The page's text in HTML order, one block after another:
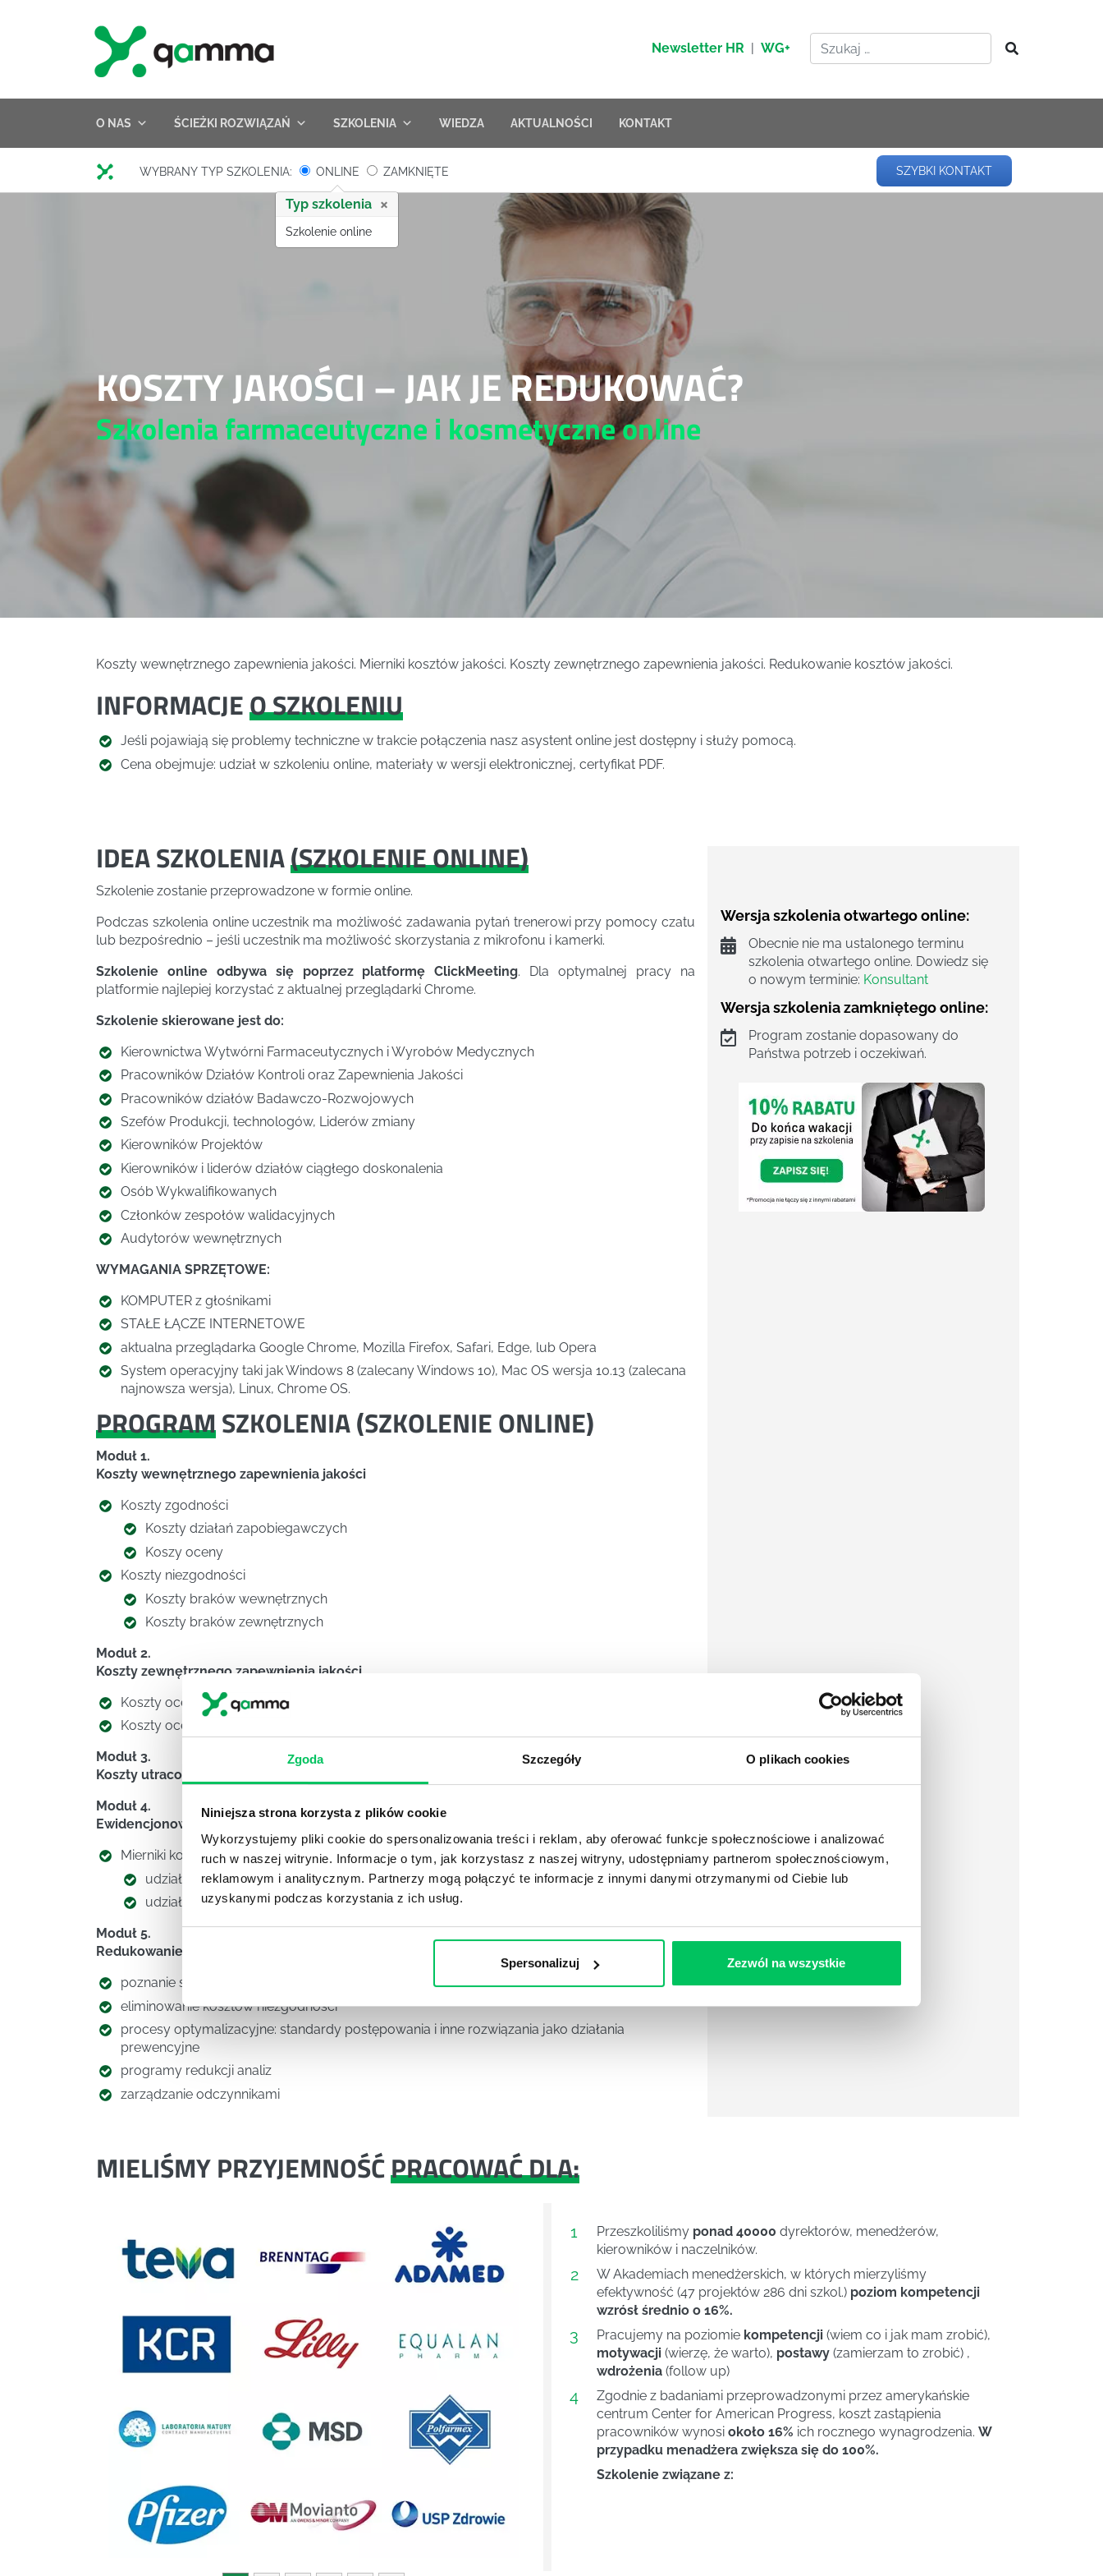
Zgoda Szczegóły O plikach cookies
Niniejsza strona korzysta z plików cookie
Wykorzystujemy pliki cookie do spersonalizowania treści i reklam, aby oferować funkcje społecznościowe i analizować
ruch w naszej witrynie. Informacje o tym, jak korzystasz z naszej witryny, udostępniamy partnerom społecznościowym,
reklamowym i analitycznym. Partnerzy mogą połączyć te informacje z innymi danymi otrzymanymi od Ciebie lub
uzyskanymi podczas korzystania z ich usług.
Spersonalizuj Zezwól na wszystkie
Newsletter HR | WG+
O NAS ŚCIEŻKI ROZWIĄZAŃ SZKOLENIA WIEDZA AKTUALNOŚCI KONTAKT
WYBRANY TYP SZKOLENIA: ONLINE ZAMKNIĘTE SZYBKI KONTAKT
KOSZTY JAKOŚCI – JAK JE REDUKOWAĆ?
Szkolenia farmaceutyczne i kosmetyczneonline
Koszty wewnętrznego zapewnienia jakości. Mierniki kosztów jakości. Koszty zewnętrznego zapewnienia jakości. Redukowanie kosztów jakości.
INFORMACJEO SZKOLENIU
Jeśli pojawiają się problemy techniczne w trakcie połączenia nasz asystent online jest dostępny i służy pomocą.
Cena obejmuje: udział w szkoleniu online, materiały w wersji elektronicznej, certyfikat PDF.
IDEA SZKOLENIA(SZKOLENIE ONLINE)
Szkolenie zostanie przeprowadzone w formie online.
Podczas szkolenia online uczestnik ma możliwość zadawania pytań trenerowi przy pomocy czatu
lub bezpośrednio – jeśli uczestnik ma możliwość skorzystania z mikrofonu i kamerki.
Szkolenie online odbywa się poprzez platformę ClickMeeting. Dla optymalnej pracy na
platformie najlepiej korzystać z aktualnej przeglądarki Chrome.
Szkolenie skierowane jest do:
Kierownictwa Wytwórni Farmaceutycznych i Wyrobów Medycznych
Pracowników Działów Kontroli oraz Zapewnienia Jakości
Pracowników działów Badawczo-Rozwojowych
Szefów Produkcji, technologów, Liderów zmiany
Kierowników Projektów
Kierowników i liderów działów ciągłego doskonalenia
Osób Wykwalifikowanych
Członków zespołów walidacyjnych
Audytorów wewnętrznych
WYMAGANIA SPRZĘTOWE:
KOMPUTER z głośnikami
STAŁE ŁĄCZE INTERNETOWE
aktualna przeglądarka Google Chrome, Mozilla Firefox, Safari, Edge, lub Opera
System operacyjny taki jak Windows 8 (zalecany Windows 10), Mac OS wersja 10.13 (zalecana
najnowsza wersja), Linux, Chrome OS.
PROGRAMSZKOLENIA (SZKOLENIE ONLINE)
Moduł 1.
Koszty wewnętrznego zapewnienia jakości
Koszty zgodności
Koszty działań zapobiegawczych
Koszy oceny
Koszty niezgodności
Koszty braków wewnętrznych
Koszty braków zewnętrznych
Moduł 2.
Koszty zewnętrznego zapewnienia jakości
Koszty oceny systemu przez jednostki zewnętrzne
Koszty oceny produktów przez laboratoria zewnętrzne
Moduł 3.
Koszty utraconych możliwości
Moduł 4.
Ewidencjonowanie kosztów jakości
Mierniki kosztów jakości
udział kosztów jakości w kosztach przedsiębiorstwa
udział kosztów jakości w kosztach produkcji
Moduł 5.
Redukowanie kosztów jakości
poznanie struktury kosztów
eliminowanie kosztów niezgodności
procesy optymalizacyjne: standardy postępowania i inne rozwiązania jako działania
prewencyjne
programy redukcji analiz
zarządzanie odczynnikami
Wersja szkolenia otwartego online:
Obecnie nie ma ustalonego terminu
szkolenia otwartego online. Dowiedz się
o nowym terminie: Konsultant
Wersja szkolenia zamkniętego online:
Program zostanie dopasowany do
Państwa potrzeb i oczekiwań.
MIELIŚMY PRZYJEMNOŚĆPRACOWAĆ DLA:
1 Przeszkoliliśmy ponad 40000 dyrektorów, menedżerów,
kierowników i naczelników.
2
W Akademiach menedżerskich, w których mierzyliśmy
efektywność (47 projektów 286 dni szkol.) poziom kompetencji
wzrósł średnio o 16%.
3 Pracujemy na poziomie kompetencji (wiem co i jak mam zrobić),
motywacji (wierzę, że warto), postawy (zamierzam to zrobić) ,
wdrożenia (follow up)
4
Zgodnie z badaniami przeprowadzonymi przez amerykańskie
centrum Center for American Progress, koszt zastąpienia
pracowników wynosi około 16% ich rocznego wynagrodzenia. W
przypadku menadżera zwiększa się do 100%.
Szkolenie związane z:
Typ szkolenia ×
Szkolenie online